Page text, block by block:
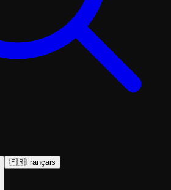
🇫🇷Français